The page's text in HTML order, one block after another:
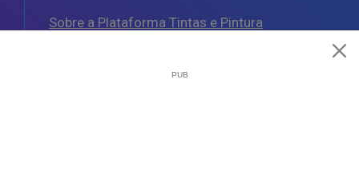
Sobre a Plataforma Tintas e Pintura